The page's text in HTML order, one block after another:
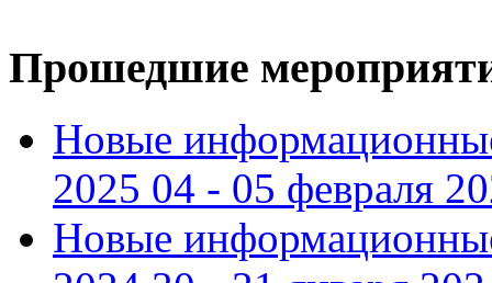
Прошедшие
Новые
2025 04 - 05 февраля
Новые